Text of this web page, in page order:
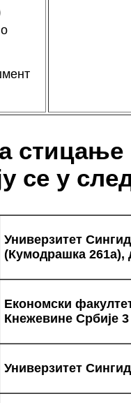
се у
Универзитет
(Кумодрашка 261а),
Економски
Кнежевине Србије
Универзитет